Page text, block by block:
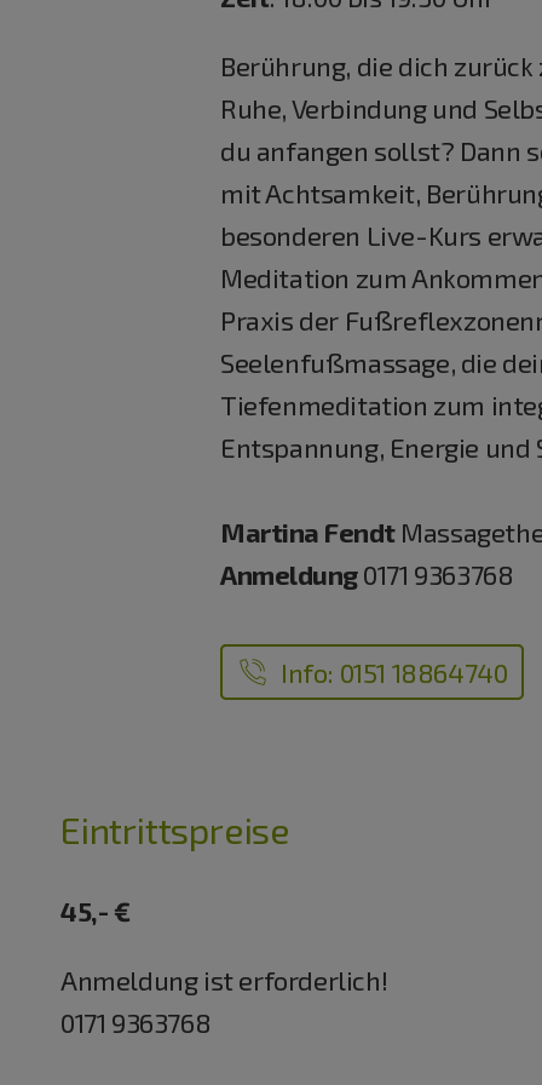
Berührung, die dich
Ruhe, Verbindung und
du anfangen sollst? Dann
mit Achtsamkeit,
besonderen Live-Kurs
Meditation zum
Praxis der
Seelenfußmassage, die
Tiefenmeditation zum
Entspannung, Energie
Martina Fendt
Anmeldung0171 9363768
Info: 0151 18864740
Eintrittspreise
45,- €
Anmeldung ist erforderlich!
0171 9363768